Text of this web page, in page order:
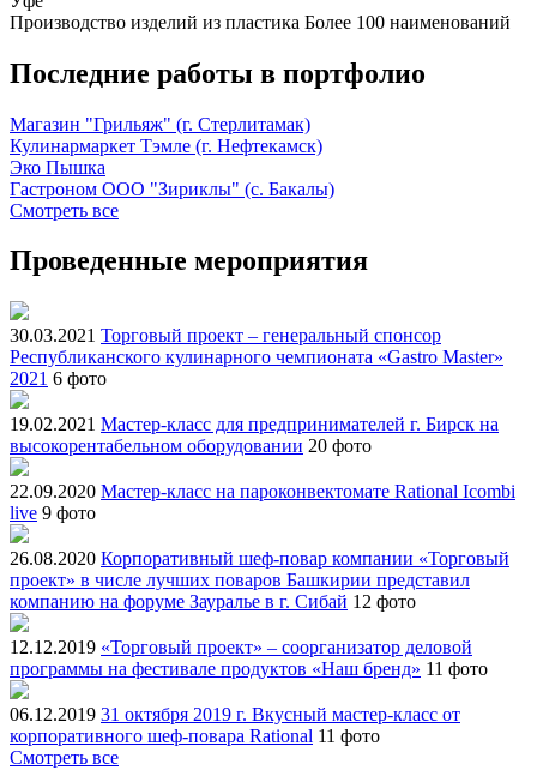
Производство изделий из пластика Более 100 наименований
Последние работы в портфолио
Магазин "Грильяж" (г. Стерлитамак)
Кулинармаркет Тэмле (г. Нефтекамск)
Эко Пышка
Гастроном ООО "Зириклы" (с. Бакалы)
Смотреть все
Проведенные мероприятия
30.03.2021 Торговый проект – генеральный спонсор
Республиканского кулинарного чемпионата «Gastro Master»
2021 6 фото
19.02.2021 Мастер-класс для предпринимателей г. Бирск на
высокорентабельном оборудовании 20 фото
22.09.2020 Мастер-класс на пароконвектомате Rational Icombi
live 9 фото
26.08.2020 Корпоративный шеф-повар компании «Торговый
проект» в числе лучших поваров Башкирии представил
компанию на форуме Зауралье в г. Сибай 12 фото
12.12.2019 «Торговый проект» – соорганизатор деловой
программы на фестивале продуктов «Наш бренд» 11 фото
06.12.2019 31 октября 2019 г. Вкусный мастер-класс от
корпоративного шеф-повара Rational 11 фото
Смотреть все